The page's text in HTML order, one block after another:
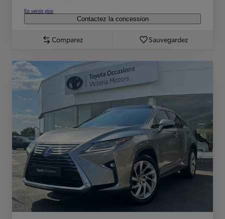
En savoir plus
Contactez la concession
Comparez Sauvegardez